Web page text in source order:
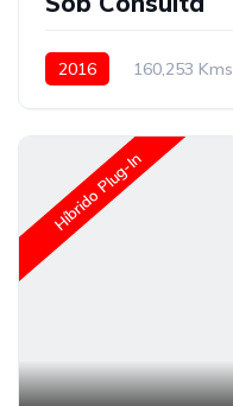
2016 160,253 Kms
Híbrido Plug-In